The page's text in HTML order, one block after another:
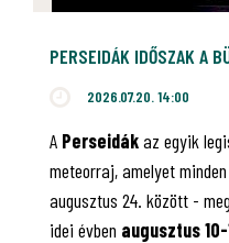
PERSEIDÁK IDŐSZAK A
2026.07.20. 14:00
A Perseidákaz egyik
meteorraj, amelyet
augusztus 24. között -
idei évben augusztus